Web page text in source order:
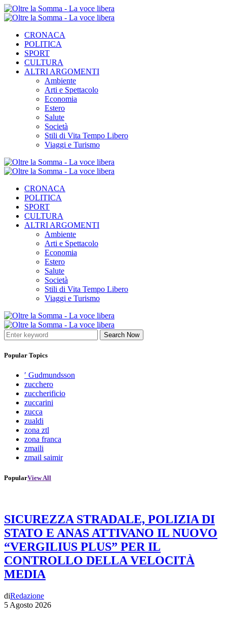
CRONACA
POLITICA
SPORT
CULTURA
ALTRI ARGOMENTI
Ambiente
Arti e Spettacolo
Economia
Estero
Salute
Società
Stili di Vita Tempo Libero
Viaggi e Turismo
CRONACA
POLITICA
SPORT
CULTURA
ALTRI ARGOMENTI
Ambiente
Arti e Spettacolo
Economia
Estero
Salute
Società
Stili di Vita Tempo Libero
Viaggi e Turismo
Search Now
Popular Topics
′ Gudmundsson
zucchero
zuccherificio
zuccarini
zucca
zualdi
zona ztl
zona franca
zmaili
zmail saimir
PopularView All
SICUREZZA STRADALE, POLIZIA DI
STATO E ANAS ATTIVANO IL NUOVO
“VERGILIUS PLUS” PER IL
CONTROLLO DELLA VELOCITÀ
MEDIA
diRedazione
5 Agosto 2026